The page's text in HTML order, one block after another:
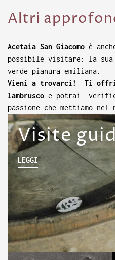
Altri
Acetaia San Giacomo è
possibile visitare: la sua
verde pianura emiliana.
Vieni a trovarci! Ti
lambrusco e potrai
passione che mettiamo
Visite
LEGGI